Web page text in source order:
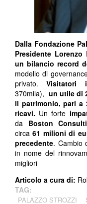
Dalla Fondazione
Presidente
un bilancio record
modello di
privato. Visitatori
370mila), un utile di
il patrimonio, pari a
ricavi. Un forte
da Boston
circa61 milioni di
precedente. Cambio
in nome del
migliori
Articolo a cura di:
TAG:
PALAZZO STROZZI